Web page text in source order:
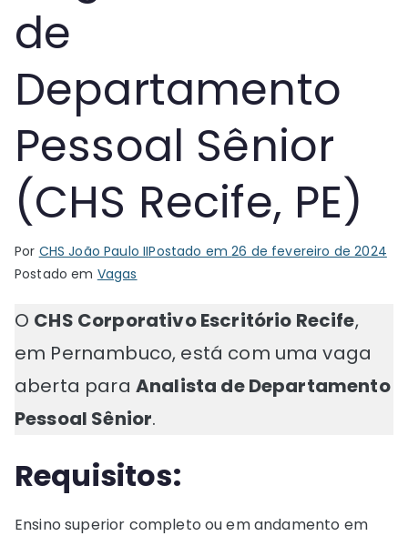
de
Departamento
Pessoal Sênior
(CHS Recife, PE)
Por CHS João Paulo IIPostado em26 de fevereiro de 2024
Postado em Vagas
O CHS Corporativo Escritório Recife,
em Pernambuco, está com uma vaga
aberta para Analista de Departamento
Pessoal Sênior.
Requisitos:
Ensino superior completo ou em andamento em